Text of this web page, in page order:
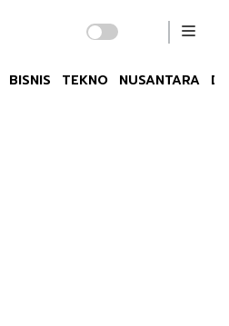
BISNIS TEKNO NUSANTARA